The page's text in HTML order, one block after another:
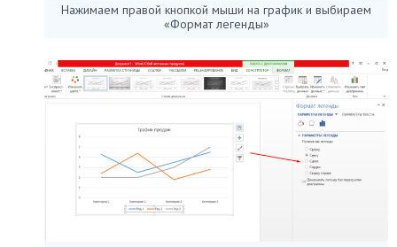
Нажимаем правой кнопкой мыши на график и выбираем
«Формат легенды»